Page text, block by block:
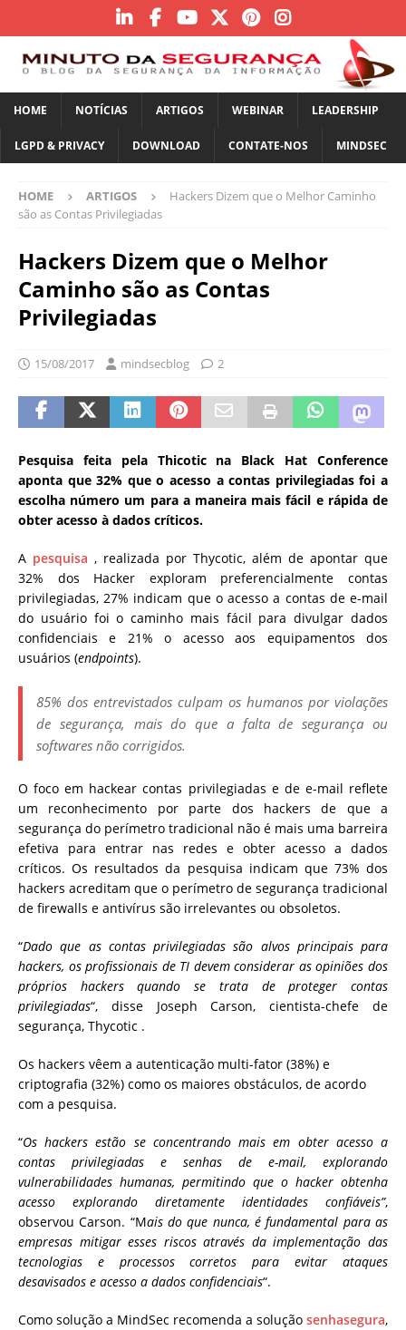
HOME NOTÍCIAS ARTIGOS WEBINAR LEADERSHIP
LGPD & PRIVACY DOWNLOAD CONTATE-NOS MINDSEC
HOME ARTIGOS
Hackers Dizem que o Melhor Caminho
são as Contas Privilegiadas
Hackers Dizem que o Melhor
Caminho são as Contas
Privilegiadas
15/08/2017 mindsecblog 2
Pesquisa feita pela Thicotic na Black Hat Conference
aponta que 32% que o acesso a contas privilegiadas foi a
escolha número um para a maneira mais fácil e rápida de
obter acesso à dados críticos.
A pesquisa , realizada por Thycotic, além de apontar que
32% dos Hacker exploram preferencialmente contas
privilegiadas, 27% indicam que o acesso a contas de e-mail
do usuário foi o caminho mais fácil para divulgar dados
confidenciais e 21% o acesso aos equipamentos dos
usuários (endpoints).
85% dos entrevistados culpam os humanos por violações
de segurança, mais do que a falta de segurança ou
softwares não corrigidos.
O foco em hackear contas privilegiadas e de e-mail reflete
um reconhecimento por parte dos hackers de que a
segurança do perímetro tradicional não é mais uma barreira
efetiva para entrar nas redes e obter acesso a dados
críticos. Os resultados da pesquisa indicam que 73% dos
hackers acreditam que o perímetro de segurança tradicional
de firewalls e antivírus são irrelevantes ou obsoletos.
“Dado que as contas privilegiadas são alvos principais para
hackers, os profissionais de TI devem considerar as opiniões dos
próprios hackers quando se trata de proteger contas
privilegiadas“, disse Joseph Carson, cientista-chefe de
segurança, Thycotic .
Os hackers vêem a autenticação multi-fator (38%) e
criptografia (32%) como os maiores obstáculos, de acordo
com a pesquisa.
“Os hackers estão se concentrando mais em obter acesso a
contas privilegiadas e senhas de e-mail, explorando
vulnerabilidades humanas, permitindo que o hacker obtenha
acesso explorando diretamente identidades confiáveis”,
observou Carson. “Mais do que nunca, é fundamental para as
empresas mitigar esses riscos através da implementação das
tecnologias e processos corretos para evitar ataques
desavisados ​​e acesso a dados confidenciais“.
Como solução a MindSec recomenda a solução senhasegura,